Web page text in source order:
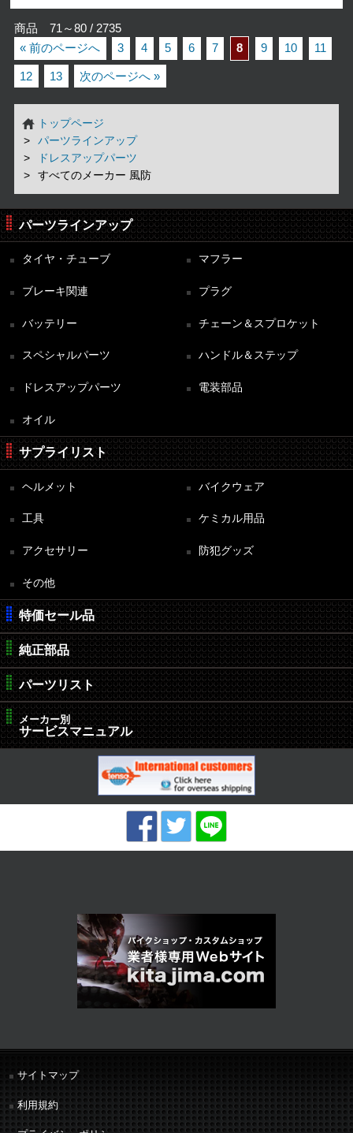
商品 71～80 / 2735
« 前のページへ
3 4 5 6 7 8 9 10 11
12 13 次のページへ »
トップページ
パーツラインアップ
ドレスアップパーツ
すべてのメーカー 風防
パーツラインアップ
タイヤ・チューブ マフラー
ブレーキ関連 プラグ
バッテリー チェーン＆スプロケット
スペシャルパーツ ハンドル＆ステップ
ドレスアップパーツ 電装部品
オイル
サプライリスト
ヘルメット バイクウェア
工具 ケミカル用品
アクセサリー 防犯グッズ
その他
特価セール品
純正部品
パーツリスト
メーカー別
サービスマニュアル
サイトマップ
利用規約